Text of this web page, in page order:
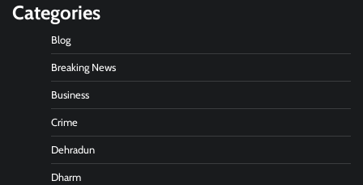
Categories
Blog
Breaking News
Business
Crime
Dehradun
Dharm